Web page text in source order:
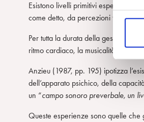
z
n
e
d
e
l
o
Esistono livelli primitivi
come detto, da percezioni tattili,
Per tutta la durata della gestazione,
ritmo cardiaco, la musicalità dei
Anzieu (1987, pp. 195) ipotizza
dell’apparato psichico, della
un “campo sonoro preverbale, un
Queste esperienze sono quelle che